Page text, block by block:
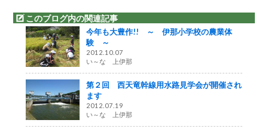
このブログ内の関連記事
今年も大豊作!! ～ 伊那小学校の農業体
験 ～
2012.10.07
い～な 上伊那
第２回 西天竜幹線用水路見学会が開催され
ます
2012.07.19
い～な 上伊那